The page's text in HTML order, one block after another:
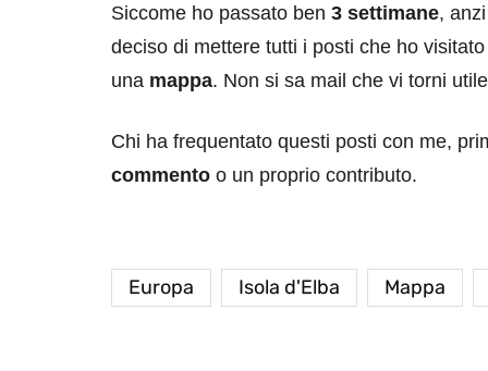
Siccome ho passato ben 3 settimane,
deciso di mettere tutti i posti che ho
una mappa. Non si sa mail che vi torni
Chi ha frequentato questi posti con me,
commento o un proprio contributo.
Europa Isola d'Elba Mappa